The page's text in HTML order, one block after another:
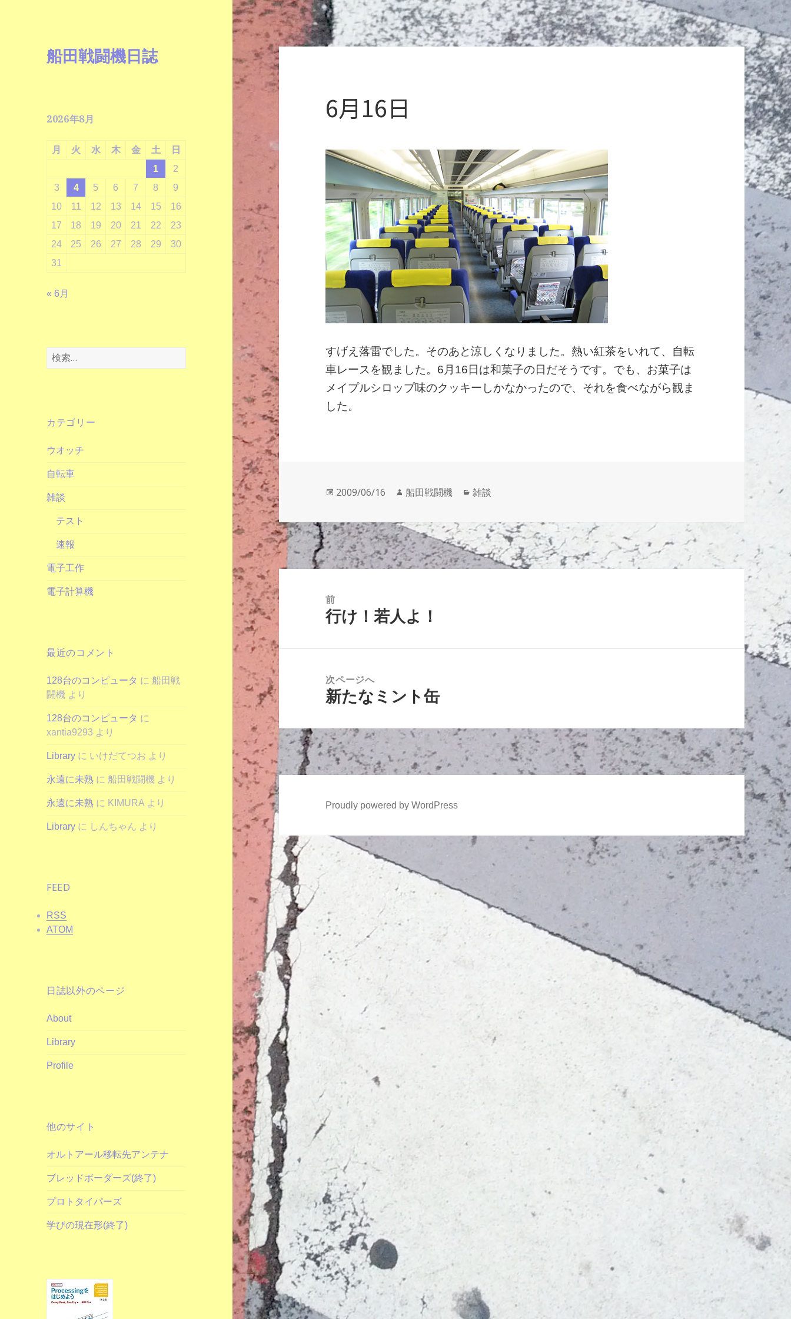
船田戦闘機日誌
2026年8月
月 火 水 木 金 土
日
1
2
3
4 5 6 7 8
9
10
11 12 13 14 15
16
17
18 19 20 21 22
23
24
25 26 27 28 29
30
31
« 6月
検
索:
カテゴリー
ウオッチ
自転車
雑談
テスト
速報
電子工作
電子計算機
最近のコメント
128台のコンピュータ に船田戦
闘機 より
128台のコンピュータ に
xantia9293 より
Library に いけだてつお より
永遠に未熟 に船田戦闘機 より
永遠に未熟 に KIMURA より
Library に しんちゃん より
FEED
RSS
ATOM
日誌以外のページ
About
Library
Profile
他のサイト
オルトアール移転先アンテナ
ブレッドボーダーズ(終了)
プロトタイパーズ
学びの現在形(終了)
6月16日
すげえ落雷でした。そのあと涼しくなりました。熱い紅茶をいれて、自転
車レースを観ました。6月16日は和菓子の日だそうです。でも、お菓子は
メイプルシロップ味のクッキーしかなかったので、それを食べながら観ま
した。
投
日:
2009/06/16
作
者
船田戦闘機
カ
ゴ
リ
ー
雑談
稿
ゲ
ー
シ
ン
前
前
行け！若人よ！
次ページへ
次
投
稿:
新たなミント缶
Proudly powered by WordPress